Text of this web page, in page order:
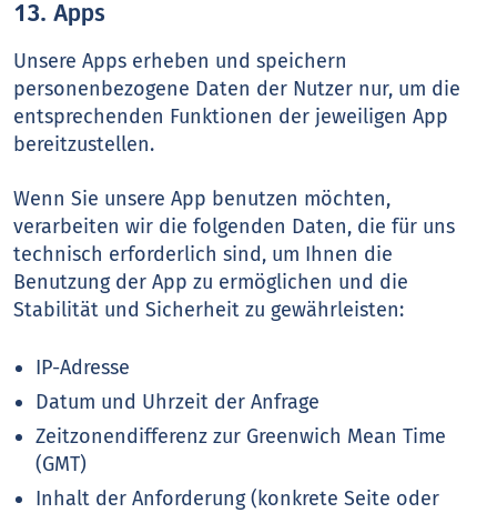
13. Apps
Unsere Apps erheben und speichern
personenbezogene Daten der Nutzer nur, um die
entsprechenden Funktionen der jeweiligen App
bereitzustellen.
Wenn Sie unsere App benutzen möchten,
verarbeiten wir die folgenden Daten, die für uns
technisch erforderlich sind, um Ihnen die
Benutzung der App zu ermöglichen und die
Stabilität und Sicherheit zu gewährleisten:
IP-Adresse
Datum und Uhrzeit der Anfrage
Zeitzonendifferenz zur Greenwich Mean Time
(GMT)
Inhalt der Anforderung (konkrete Seite oder